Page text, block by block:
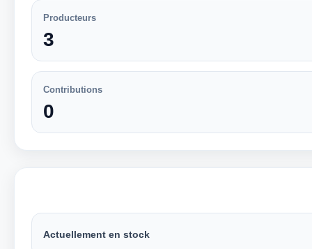
Producteurs
3
Contributions
0
Actuellement en stock